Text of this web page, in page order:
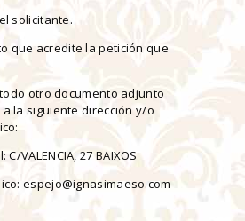
solicitante.
que acredite la petición que
otro documento adjunto
la siguiente dirección y/o
VALENCIA, 27 BAIXOS
espejo@ignasimaeso.com